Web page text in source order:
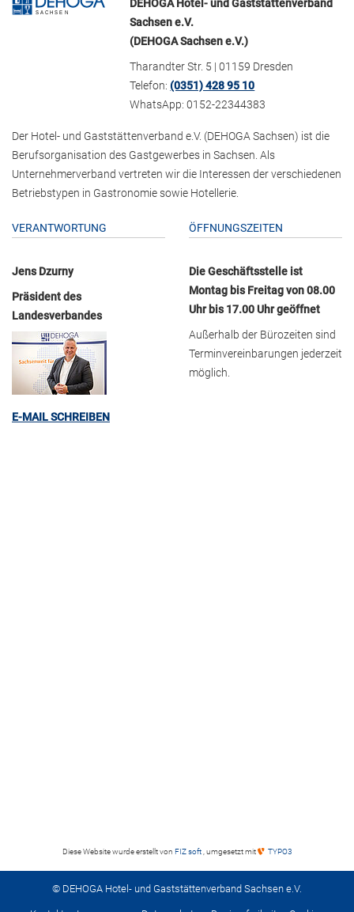
DEHOGA Hotel- und Gaststättenverband
Sachsen e.V.
(DEHOGA Sachsen e.V.)
Tharandter Str. 5 | 01159 Dresden
Telefon:(0351) 428 95 10
WhatsApp: 0152-22344383
Der Hotel- und Gaststättenverband e.V. (DEHOGA Sachsen) ist die
Berufsorganisation des Gastgewerbes in Sachsen. Als
Unternehmerverband vertreten wir die Interessen der verschiedenen
Betriebstypen in Gastronomie sowie Hotellerie.
VERANTWORTUNG
Jens Dzurny
Präsident des
Landesverbandes
E-MAIL SCHREIBEN
ÖFFNUNGSZEITEN
Die Geschäftsstelle ist
Montag bis Freitag von 08.00
Uhr bis 17.00 Uhr geöffnet
Außerhalb der Bürozeiten sind
Terminvereinbarungen jederzeit
möglich.
Diese Website wurde erstellt von FIZ soft , umgesetzt mit TYPO3
© DEHOGA Hotel- und Gaststättenverband Sachsen e.V.